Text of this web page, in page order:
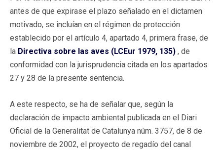
antes de que expirase el plazo señalado en el dictamen
motivado, se incluían en el régimen de protección
establecido por el artículo 4, apartado 4, primera frase, de
la Directiva sobre las aves (LCEur 1979, 135) , de
conformidad con la jurisprudencia citada en los apartados
27 y 28 de la presente sentencia.
A este respecto, se ha de señalar que, según la
declaración de impacto ambiental publicada en el Diari
Oficial de la Generalitat de Catalunya núm. 3757, de 8 de
noviembre de 2002, el proyecto de regadío del canal